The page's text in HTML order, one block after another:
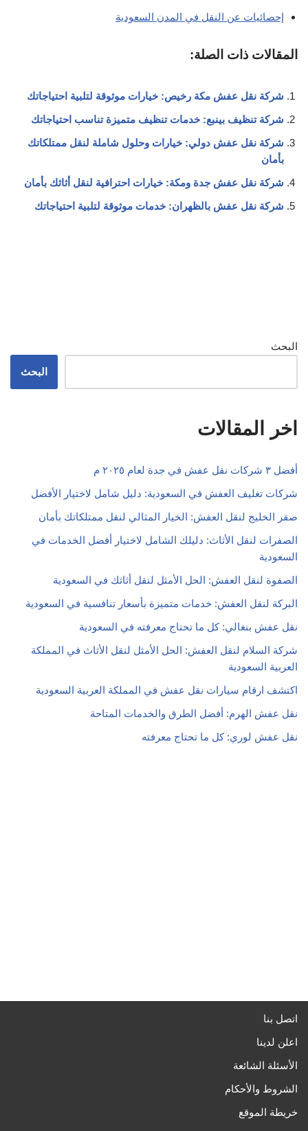
إحصائيات عن النقل في المدن السعودية
المقالات ذات الصلة:
شركة نقل عفش مكة رخيص: خيارات موثوقة لتلبية احتياجاتك
شركة تنظيف بينبع: خدمات تنظيف متميزة تناسب احتياجاتك
شركة نقل عفش دولي: خيارات وحلول شاملة لنقل ممتلكاتك
بأمان
شركة نقل عفش جدة ومكة: خيارات احترافية لنقل أثاثك بأمان
شركة نقل عفش بالظهران: خدمات موثوقة لتلبية احتياجاتك
البحث
البحث
اخر المقالات
أفضل ٣ شركات نقل عفش في جدة لعام ٢٠٢٥ م
شركات تغليف العفش في السعودية: دليل شامل لاختيار الأفضل
صقر الخليج لنقل العفش: الخيار المثالي لنقل ممتلكاتك بأمان
الصفرات لنقل الأثاث: دليلك الشامل لاختيار أفضل الخدمات في
السعودية
الصفوة لنقل العفش: الحل الأمثل لنقل أثاثك في السعودية
البركة لنقل العفش: خدمات متميزة بأسعار تنافسية في السعودية
نقل عفش بنغالي: كل ما تحتاج معرفته في السعودية
شركة السلام لنقل العفش: الحل الأمثل لنقل الأثاث في المملكة
العربية السعودية
اكتشف ارقام سيارات نقل عفش في المملكة العربية السعودية
نقل عفش الهرم: أفضل الطرق والخدمات المتاحة
نقل عفش لوري: كل ما تحتاج معرفته
اتصل بنا
اعلن لدينا
الأسئلة الشائعة
الشروط والأحكام
خريطة الموقع